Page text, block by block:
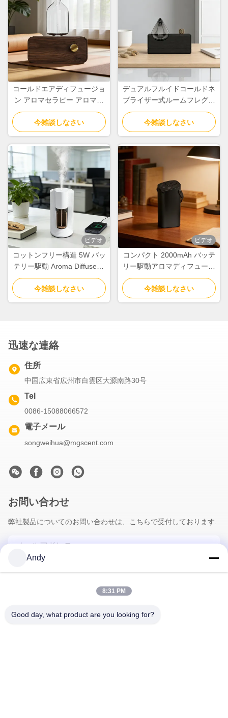
コールドエアディフュージョ
ン アロマセラピー アロマデ
ィフューザー 2600mAhリチ
ウムバッテリー搭載
今雑談しなさい
デュアルフルイドコールドネ
ブライザー式ルームフレグラ
ンスディフューザー 1.5W 4
段階タイマー付き
今雑談しなさい
ビデオ
コットンフリー構造 5W バッ
テリー駆動 Aroma Diffuser 2
つの液体原子化
今雑談しなさい
ビデオ
コンパクト 2000mAh バッテ
リー駆動アロマディフューザ
ー ポータブル香りディフュ
ーザーマシン
今雑談しなさい
迅速な連絡
住所
中国広東省広州市白雲区大源南路30号
Tel
0086-15088066572
電子メール
songweihua@mgscent.com
お問い合わせ
弊社製品についてのお問い合わせは、こちらで受付しております.
Andy
8:31 PM
Good day, what product are you looking for?